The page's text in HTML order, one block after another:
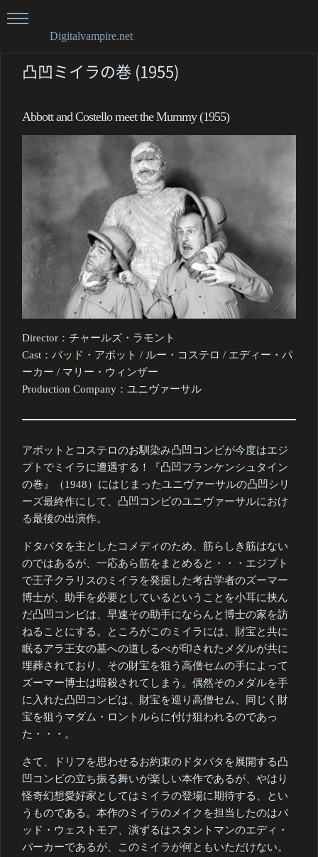
Digitalvampire.net
凸凹ミイラの巻 (1955)
Abbott and Costello meet the Mummy (1955)
Director：チャールズ・ラモント
Cast：バッド・アボット / ルー・コステロ / エディー・パ
ーカー / マリー・ウィンザー
Production Company：ユニヴァーサル
アボットとコステロのお馴染み凸凹コンビが今度はエジ
プトでミイラに遭遇する！『凸凹フランケンシュタイン
の巻』（1948）にはじまったユニヴァーサルの凸凹シリ
ーズ最終作にして、凸凹コンビのユニヴァーサルにおけ
る最後の出演作。
ドタバタを主としたコメディのため、筋らしき筋はない
のではあるが、一応あら筋をまとめると・・・エジプト
で王子クラリスのミイラを発掘した考古学者のズーマー
博士が、助手を必要としているということを小耳に挟ん
だ凸凹コンビは、早速その助手にならんと博士の家を訪
ねることにする。ところがこのミイラには、財宝と共に
眠るアラ王女の墓への道しるべが印されたメダルが共に
埋葬されており、その財宝を狙う高僧セムの手によって
ズーマー博士は暗殺されてしまう。偶然そのメダルを手
に入れた凸凹コンビは、財宝を巡り高僧セム、同じく財
宝を狙うマダム・ロントルらに付け狙われるのであっ
た・・・。
さて、ドリフを思わせるお約束のドタバタを展開する凸
凹コンビの立ち振る舞いが楽しい本作であるが、やはり
怪奇幻想愛好家としてはミイラの登場に期待する、とい
うものである。本作のミイラのメイクを担当したのはバ
ッド・ウェストモア、演ずるはスタントマンのエディ・
パーカーであるが、このミイラが何ともいただけない。